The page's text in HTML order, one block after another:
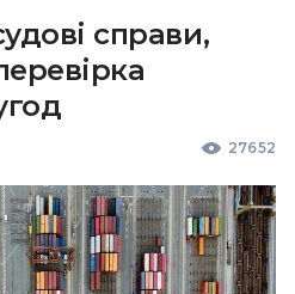
справи,
27652